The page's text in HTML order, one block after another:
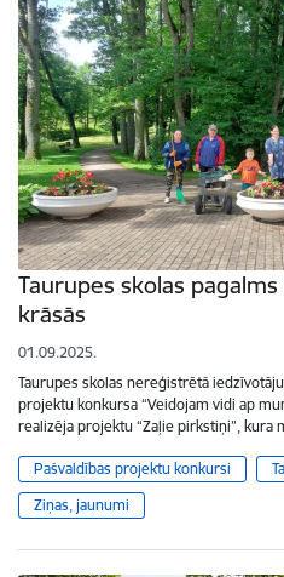
Taurupes skolas
krāsās
01.09.2025.
Taurupes skolas nereģistrētā
projektu konkursa “Veidojam vidi ap
realizēja projektu “Zaļie pirkstiņi”, kura
Pašvaldības projektu konkursi
Ziņas, jaunumi